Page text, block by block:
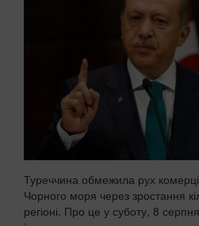
Туреччина обмежила рух
Чорного моря через зростання
регіоні. Про це у суботу, 8